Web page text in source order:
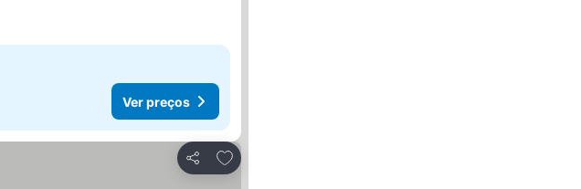
Ver preços
Partilhar
Adicionar aos favoritos